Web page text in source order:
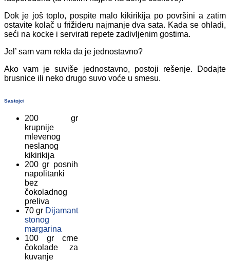
Dok je još toplo, pospite malo kikirikija po površini a zatim
ostavite kolač u frižideru najmanje dva sata. Kada se ohladi,
seći na kocke i servirati repete zadivljenim gostima.
Jel’ sam vam rekla da je jednostavno?
Ako vam je suviše jednostavno, postoji rešenje. Dodajte
brusnice ili neko drugo suvo voće u smesu.
Sastojci
200 gr
krupnije
mlevenog
neslanog
kikirikija
200 gr posnih
napolitanki
bez
čokoladnog
preliva
70 gr Dijamant
stonog
margarina
100 gr crne
čokolade za
kuvanje